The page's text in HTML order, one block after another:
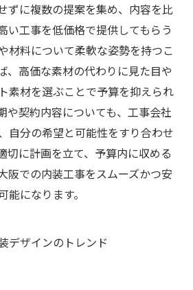
ずに複数の提案を集め、内容を比
い工事を低価格で提供してもらう
材料について柔軟な姿勢を持つこ
、高価な素材の代わりに見た目や
素材を選ぶことで予算を抑えられ
や契約内容についても、工事会社
自分の希望と可能性をすり合わせ
切に計画を立て、予算内に収める
阪での内装工事をスムーズかつ安
になります。
デザインのトレンド